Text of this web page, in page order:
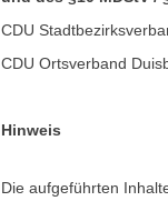
CDU
CDU Ortsverband
Hinweis
Die aufgeführten